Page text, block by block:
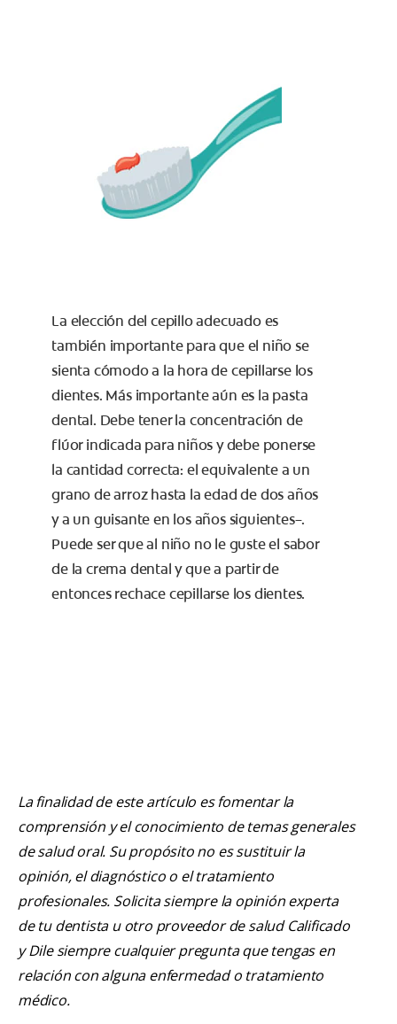
La elección del cepillo adecuado es
también importante para que el niño se
sienta cómodo a la hora de cepillarse los
dientes. Más importante aún es la pasta
dental. Debe tener la concentración de
flúor indicada para niños y debe ponerse
la cantidad correcta: el equivalente a un
grano de arroz hasta la edad de dos años
y a un guisante en los años siguientes–.
Puede ser que al niño no le guste el sabor
de la crema dental y que a partir de
entonces rechace cepillarse los dientes.
La finalidad de este artículo es fomentar la
comprensión y el conocimiento de temas generales
de salud oral. Su propósito no es sustituir la
opinión, el diagnóstico o el tratamiento
profesionales. Solicita siempre la opinión experta
de tu dentista u otro proveedor de salud Calificado
y Dile siempre cualquier pregunta que tengas en
relación con alguna enfermedad o tratamiento
médico.